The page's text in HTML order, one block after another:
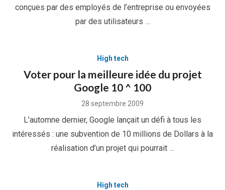
conçues par des employés de l’entreprise ou envoyées
par des utilisateurs …
High tech
Voter pour la meilleure idée du projet
Google 10 ^ 100
Posted
28 septembre 2009
L’automne dernier, Google lançait un défi à tous les
intéressés : une subvention de 10 millions de Dollars à la
réalisation d’un projet qui pourrait …
High tech